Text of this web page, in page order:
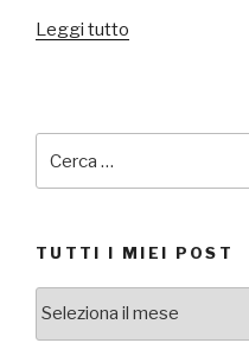
Leggi tutto
TUTTI I MIEI POST